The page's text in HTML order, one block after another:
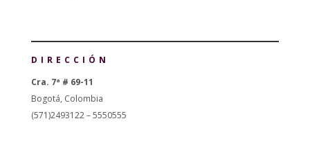
DIRECCIÓN
Cra. 7ª # 69-11
Bogotá, Colombia
(571)2493122 – 5550555